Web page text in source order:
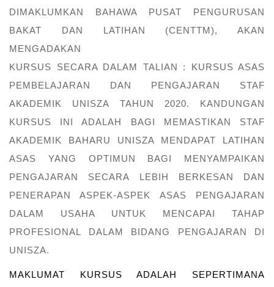
DIMAKLUMKAN BAHAWA PUSAT PENGURUSAN
BAKAT DAN LATIHAN (CENTTM), AKAN
MENGADAKAN
KURSUS SECARA DALAM TALIAN : KURSUS ASAS
PEMBELAJARAN DAN PENGAJARAN STAF
AKADEMIK UNISZA TAHUN 2020. KANDUNGAN
KURSUS INI ADALAH BAGI MEMASTIKAN STAF
AKADEMIK BAHARU UNISZA MENDAPAT LATIHAN
ASAS YANG OPTIMUN BAGI MENYAMPAIKAN
PENGAJARAN SECARA LEBIH BERKESAN DAN
PENERAPAN ASPEK-ASPEK ASAS PENGAJARAN
DALAM USAHA UNTUK MENCAPAI TAHAP
PROFESIONAL DALAM BIDANG PENGAJARAN DI
UNISZA.
MAKLUMAT KURSUS ADALAH SEPERTIMANA